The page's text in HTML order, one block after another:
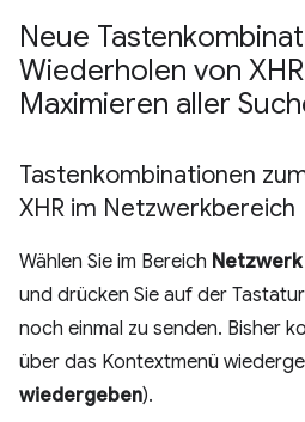
Neue
Wiederholen von
Maximieren aller
Tastenkombinationen
XHR im Netzwerkbereich
Wählen Sie im Bereich Netzwerk
und drücken Sie auf der Tastatur
noch einmal zu senden. Bisher
über das Kontextmenü
wiedergeben).